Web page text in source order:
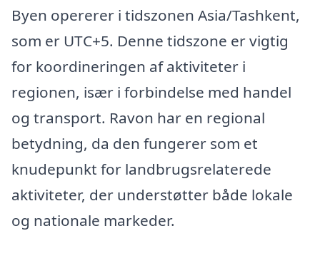
Byen opererer i tidszonen Asia/Tashkent,
som er UTC+5. Denne tidszone er vigtig
for koordineringen af aktiviteter i
regionen, især i forbindelse med handel
og transport. Ravon har en regional
betydning, da den fungerer som et
knudepunkt for landbrugsrelaterede
aktiviteter, der understøtter både lokale
og nationale markeder.